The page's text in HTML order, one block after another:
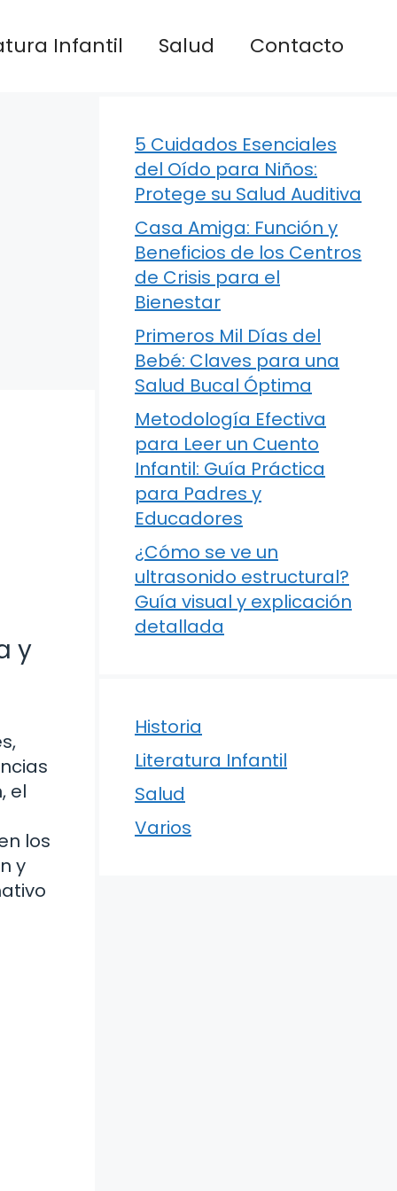
Infantil Salud Contacto
y
el
los
y
5 Cuidados Esenciales
del Oído para Niños:
Protege su Salud Auditiva
Casa Amiga: Función y
Beneficios de los Centros
de Crisis para el
Bienestar
Primeros Mil Días del
Bebé: Claves para una
Salud Bucal Óptima
Metodología Efectiva
para Leer un Cuento
Infantil: Guía Práctica
para Padres y
Educadores
¿Cómo se ve un
ultrasonido estructural?
Guía visual y explicación
detallada
Historia
Literatura Infantil
Salud
Varios